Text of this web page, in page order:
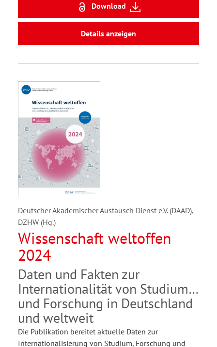
Download
Details anzeigen
Deutscher Akademischer Austausch Dienst e.V. (DAAD),
DZHW (Hg.)
Wissenschaft weltoffen
2024
Daten und Fakten zur
Internationalität von Studium
und Forschung in Deutschland
und weltweit
Die Publikation bereitet aktuelle Daten zur
Internationalisierung von Studium, Forschung und